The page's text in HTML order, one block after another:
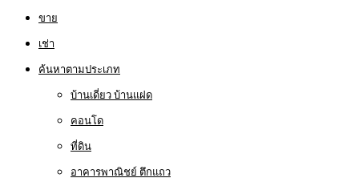
ขาย
เช่า
ค้นหาตามประเภท
บ้านเดี่ยว บ้านแฝด
คอนโด
ที่ดิน
อาคารพาณิชย์ ตึกแถว